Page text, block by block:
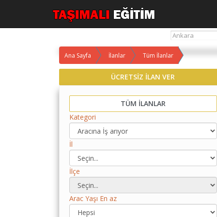
Hesaplama
Ana Sayfa İlanlar Tüm İlanlar
ÜCRETSİZ İLAN VER
TÜM İLANLAR
Kategori
İl
İlçe
Arac Yaşı En az